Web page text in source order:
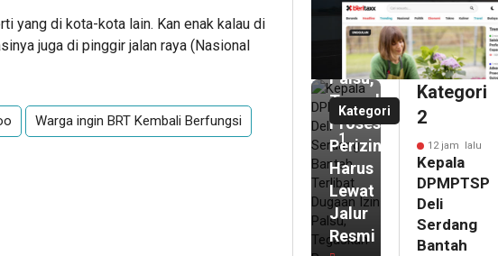
yang di kota-kota lain. Kan enak kalau di
juga di pinggir jalan raya (Nasional
Warga ingin BRT Kembali Berfungsi
Kategori
1
Terlibat
Dugaan
Izin
Palsu,
Tegaskan
Proses
Perizinan
Harus
Lewat
Jalur
Resmi
Kategori
2
12 jam lalu
Kepala
DPMPTSP
Deli
Serdang
Bantah